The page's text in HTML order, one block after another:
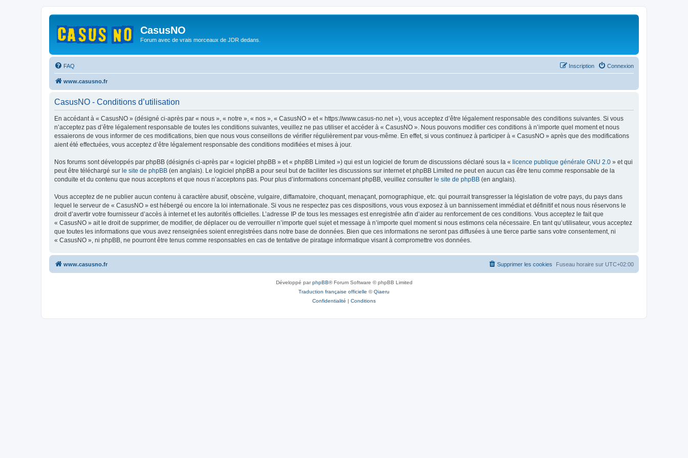
CasusNO
Forum avec de vrais morceaux de JDR dedans.
FAQ Connexion
Inscription
www.casusno.fr
CasusNO - Conditions d’utilisation
En accédant à « CasusNO » (désigné ci-après par « nous », « notre », « nos », « CasusNO » et « https://www.casus-no.net »), vous acceptez d’être légalement responsable des conditions suivantes. Si vous
n’acceptez pas d’être légalement responsable de toutes les conditions suivantes, veuillez ne pas utiliser et accéder à « CasusNO ». Nous pouvons modifier ces conditions à n’importe quel moment et nous
essaierons de vous informer de ces modifications, bien que nous vous conseillons de vérifier régulièrement par vous-même. En effet, si vous continuez à participer à « CasusNO » après que des modifications
aient été effectuées, vous acceptez d’être légalement responsable des conditions modifiées et mises à jour.
Nos forums sont développés par phpBB (désignés ci-après par « logiciel phpBB » et « phpBB Limited ») qui est un logiciel de forum de discussions déclaré sous la « licence publique générale GNU 2.0 » et qui
peut être téléchargé sur le site de phpBB (en anglais). Le logiciel phpBB a pour seul but de faciliter les discussions sur internet et phpBB Limited ne peut en aucun cas être tenu comme responsable de la
conduite et du contenu que nous acceptons et que nous n’acceptons pas. Pour plus d’informations concernant phpBB, veuillez consulter le site de phpBB (en anglais).
Vous acceptez de ne publier aucun contenu à caractère abusif, obscène, vulgaire, diffamatoire, choquant, menaçant, pornographique, etc. qui pourrait transgresser la législation de votre pays, du pays dans
lequel le serveur de « CasusNO » est hébergé ou encore la loi internationale. Si vous ne respectez pas ces dispositions, vous vous exposez à un bannissement immédiat et définitif et nous nous réservons le
droit d’avertir votre fournisseur d’accès à internet et les autorités officielles. L’adresse IP de tous les messages est enregistrée afin d’aider au renforcement de ces conditions. Vous acceptez le fait que
« CasusNO » ait le droit de supprimer, de modifier, de déplacer ou de verrouiller n’importe quel sujet et message à n’importe quel moment si nous estimons cela nécessaire. En tant qu’utilisateur, vous acceptez
que toutes les informations que vous avez renseignées soient enregistrées dans notre base de données. Bien que ces informations ne seront pas diffusées à une tierce partie sans votre consentement, ni
« CasusNO », ni phpBB, ne pourront être tenus comme responsables en cas de tentative de piratage informatique visant à compromettre vos données.
www.casusno.fr Fuseau horaire sur UTC+02:00
Supprimer les cookies
Développé parphpBB® Forum Software © phpBB Limited
Traduction française officielle ©Qiaeru
Confidentialité | Conditions